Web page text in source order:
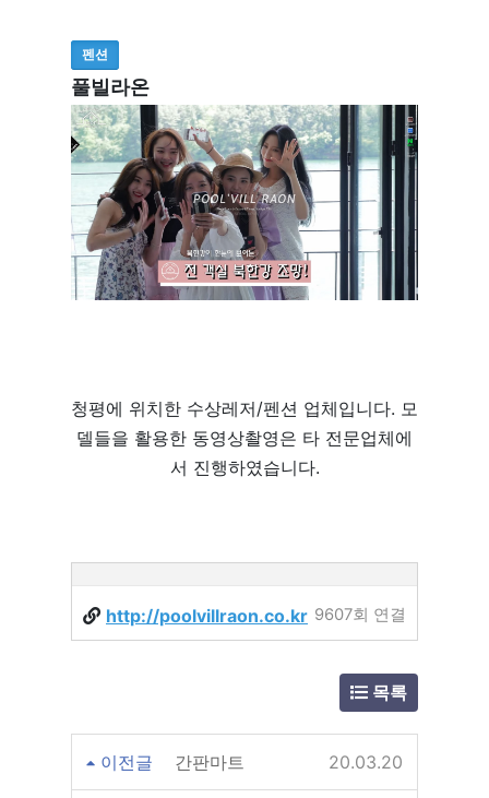
펜션
풀빌라온
청평에 위치한 수상레저/펜션 업체입니다. 모
델들을 활용한 동영상촬영은 타 전문업체에
서 진행하였습니다.
http://poolvillraon.co.kr 9607회 연결
목록
이전글 간판마트 20.03.20